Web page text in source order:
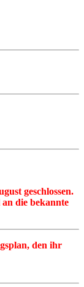
geschlossen.
die bekannte
den ihr